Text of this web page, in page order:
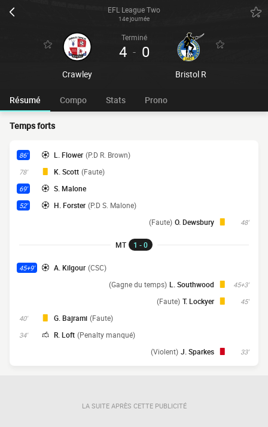
EFL League Two
14e journée
Crawley
Terminé
4 - 0
Bristol R
Résumé Compo Stats Prono
Temps forts
86' L. Flower (P.D R. Brown)
78' K. Scott (Faute)
69' S. Malone
52' H. Forster (P.D S. Malone)
48'
O. Dewsbury
(Faute)
MT 1 - 0
45+9' A. Kilgour (CSC)
45+3'
L. Southwood
(Gagne du temps)
45'
T. Lockyer
(Faute)
40' G. Bajrami (Faute)
34' R. Loft (Penalty manqué)
33'
J. Sparkes
(Violent)
LA SUITE APRÈS CETTE PUBLICITÉ